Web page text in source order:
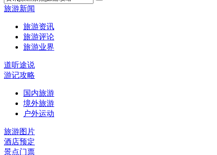
旅游新闻
旅游资讯
旅游评论
旅游业界
道听途说
游记攻略
国内旅游
境外旅游
户外运动
旅游图片
酒店预定
景点门票